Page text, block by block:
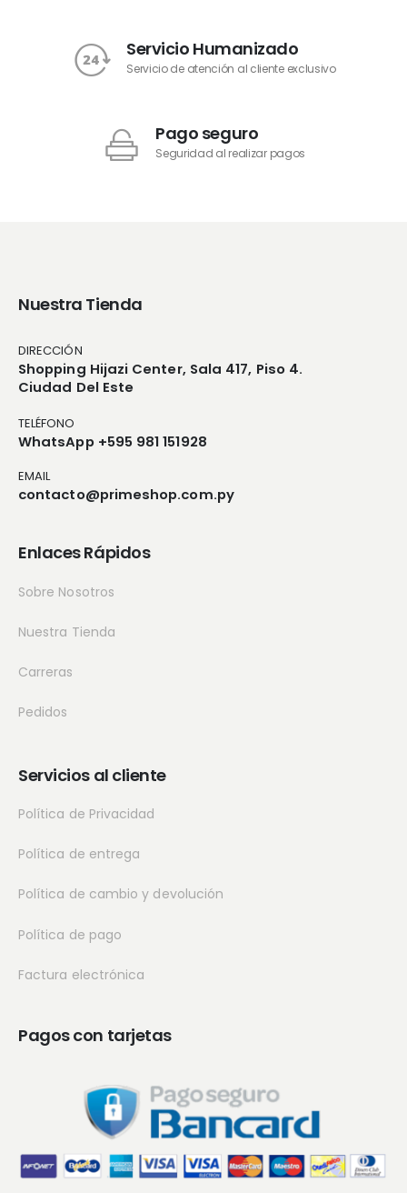
Servicio Humanizado
Servicio de atención al cliente exclusivo
Pago seguro
Seguridad al realizar pagos
Nuestra Tienda
DIRECCIÓN
Shopping Hijazi Center, Sala 417, Piso 4.
Ciudad Del Este
TELÉFONO
WhatsApp +595 981 151928
EMAIL
contacto@primeshop.com.py
Enlaces Rápidos
Sobre Nosotros
Nuestra Tienda
Carreras
Pedidos
Servicios al cliente
Política de Privacidad
Política de entrega
Política de cambio y devolución
Política de pago
Factura electrónica
Pagos con tarjetas